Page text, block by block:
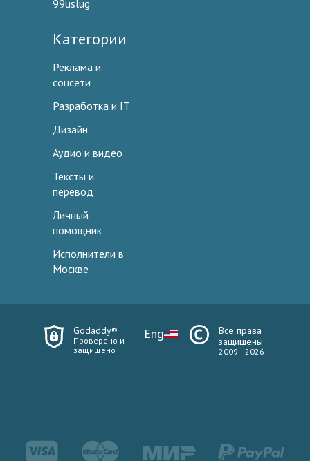
99uslug
Категории
Реклама и
соцсети
Разработка и IT
Дизайн
Аудио и видео
Тексты и
перевод
Личный
помощник
Исполнители в
Москве
Godaddy®
Проверено и
защищено
Eng
Все права
защищены
2009—2026